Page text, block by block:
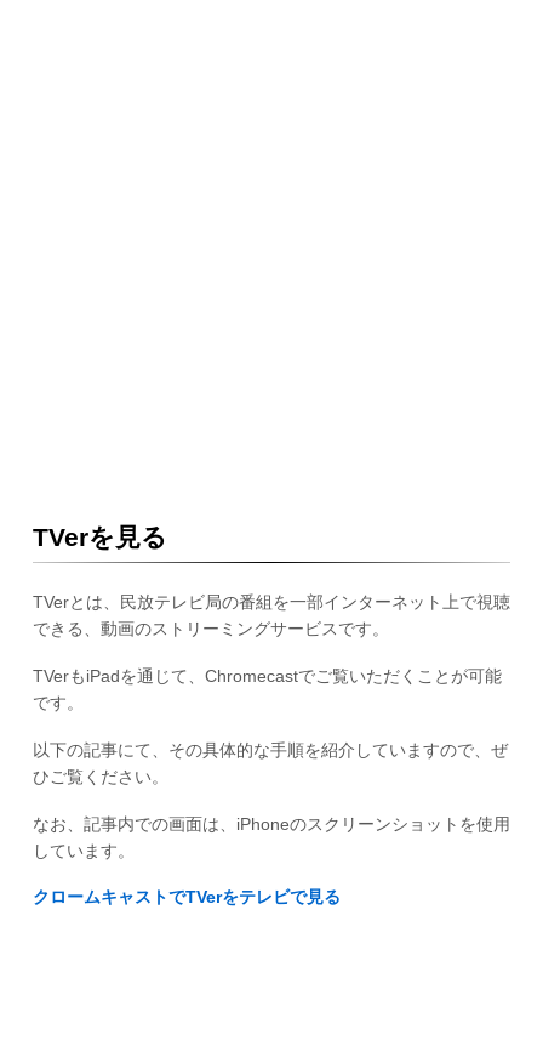
TVerを見る
TVerとは、民放テレビ局の番組を一部インターネット上で視聴
できる、動画のストリーミングサービスです。
TVerもiPadを通じて、Chromecastでご覧いただくことが可能
です。
以下の記事にて、その具体的な手順を紹介していますので、ぜ
ひご覧ください。
なお、記事内での画面は、iPhoneのスクリーンショットを使用
しています。
クロームキャストでTVerをテレビで見る